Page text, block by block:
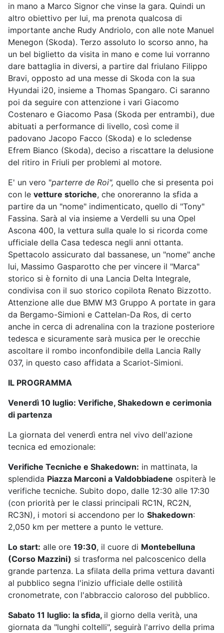
in mano a Marco Signor che vinse la gara. Quindi un
altro obiettivo per lui, ma prenota qualcosa di
importante anche Rudy Andriolo, con alle note Manuel
Menegon (Skoda). Terzo assoluto lo scorso anno, ha
un bel biglietto da visita in mano e come lui vorranno
dare battaglia in diversi, a partire dal friulano Filippo
Bravi, opposto ad una messe di Skoda con la sua
Hyundai i20, insieme a Thomas Spangaro. Ci saranno
poi da seguire con attenzione i vari Giacomo
Costenaro e Giacomo Pasa (Skoda per entrambi), due
abituati a performance di livello, così come il
padovano Jacopo Facco (Skoda) e lo scledense
Efrem Bianco (Skoda), deciso a riscattare la delusione
del ritiro in Friuli per problemi al motore.
E' un vero "parterre de Roi", quello che si presenta poi
con le vetture storiche, che onoreranno la sfida a
partire da un "nome" indimenticato, quello di "Tony"
Fassina. Sarà al via insieme a Verdelli su una Opel
Ascona 400, la vettura sulla quale lo si ricorda come
ufficiale della Casa tedesca negli anni ottanta.
Spettacolo assicurato dal bassanese, un "nome" anche
lui, Massimo Gasparotto che per vincere il "Marca"
storico si è fornito di una Lancia Delta Integrale,
condivisa con il suo storico copilota Renato Bizzotto.
Attenzione alle due BMW M3 Gruppo A portate in gara
da Bergamo-Simioni e Cattelan-Da Ros, di certo
anche in cerca di adrenalina con la trazione posteriore
tedesca e sicuramente sarà musica per le orecchie
ascoltare il rombo inconfondibile della Lancia Rally
037, in questo caso affidata a Scariot-Simioni.
IL PROGRAMMA
Venerdì 10 luglio: Verifiche, Shakedown e cerimonia
di partenza
La giornata del venerdì entra nel vivo dell'azione
tecnica ed emozionale:
Verifiche Tecniche e Shakedown: in mattinata, la
splendida Piazza Marconi a Valdobbiadene ospiterà le
verifiche tecniche. Subito dopo, dalle 12:30 alle 17:30
(con priorità per le classi principali RC1N, RC2N,
RC3N), i motori si accendono per lo Shakedown:
2,050 km per mettere a punto le vetture.
Lo start: alle ore 19:30, il cuore di Montebelluna
(Corso Mazzini) si trasforma nel palcoscenico della
grande partenza. La sfilata della prima vettura davanti
al pubblico segna l'inizio ufficiale delle ostilità
cronometrate, con l'abbraccio caloroso del pubblico.
Sabato 11 luglio: la sfida, il giorno della verità, una
giornata da "lunghi coltelli", seguirà l'arrivo della prima